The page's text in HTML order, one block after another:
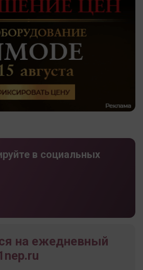
в социальных
на ежедневный